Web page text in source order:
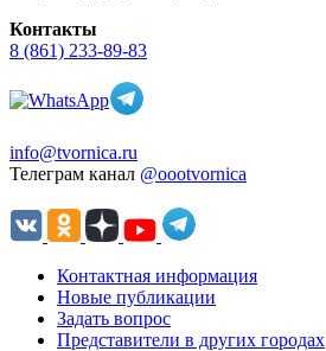
Контакты
8 (861) 233-89-83
info@tvornica.ru
Телеграм канал @oootvornica
Контактная информация
Новые публикации
Задать вопрос
Представители в других городах